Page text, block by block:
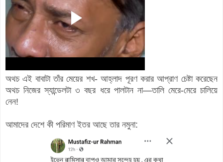
অথচ এই বাবাটা তাঁর মেয়ের শখ- আহ্লাদ পূরণ করার আপ্রাণ চেষ্টা করেছেন
অথচ নিজের স্যান্ডেলটা ৩ বছর ধরে পালটান না—তালি মেরে-মেরে চালিয়ে
নেন!
আমাদের দেশে কী পরিমাণ ইতর আছে তার নমুনা: